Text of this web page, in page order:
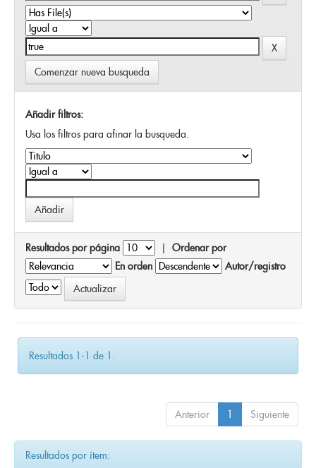
Comenzar nueva busqueda
Añadir filtros:
Usa los filtros para afinar la busqueda.
Resultados por página | Ordenar por
En orden
Autor/registro
Resultados 1-1 de 1.
Anterior 1 Siguiente
Resultados por ítem: